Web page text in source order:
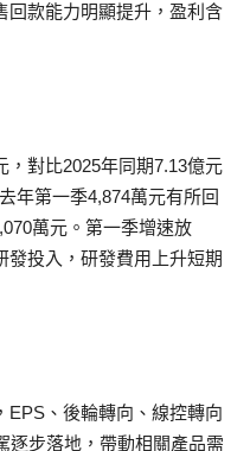
回款能力明顯提升，盈利含
，對比2025年同期7.13億元
年第一季4,874萬元有所回
萬元。第一季增速放
發投入，研發費用上升短期
EPS、後輪轉向、線控轉向
逐步落地，帶動相關產品需